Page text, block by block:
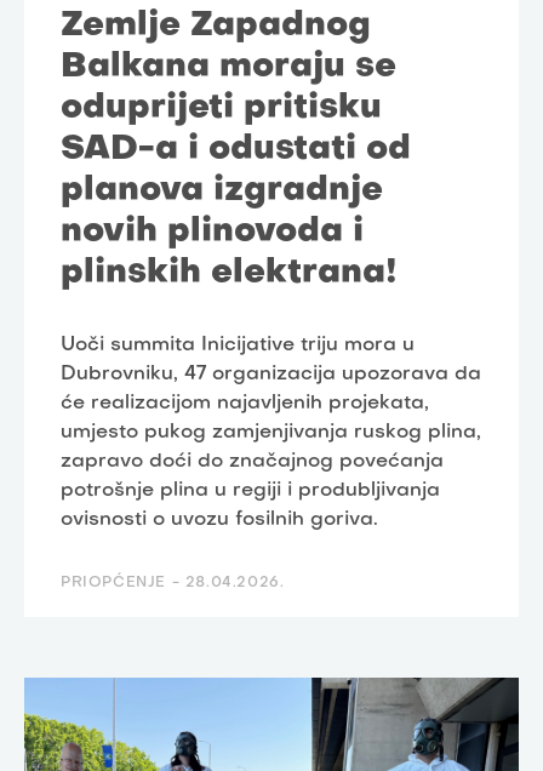
Zemlje Zapadnog
Balkana moraju se
oduprijeti pritisku
SAD-a i odustati od
planova izgradnje
novih plinovoda i
plinskih elektrana!
Uoči summita Inicijative triju mora u
Dubrovniku, 47 organizacija upozorava da
će realizacijom najavljenih projekata,
umjesto pukog zamjenjivanja ruskog plina,
zapravo doći do značajnog povećanja
potrošnje plina u regiji i produbljivanja
ovisnosti o uvozu fosilnih goriva.
PRIOPĆENJE - 28.04.2026.